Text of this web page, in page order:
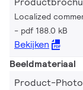
Localized
pdf 188.0 kB
Bekijken
Beeldmateriaal
Product-